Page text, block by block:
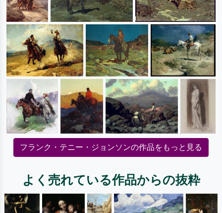
フランク・テニー・ジョンソンの作品をもっと見る
よく売れている作品からの抜粋